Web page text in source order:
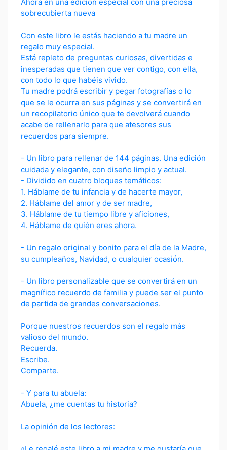
sobrecubierta nueva
Con este libro le estás haciendo a tu madre un
regalo muy especial.
Está repleto de preguntas curiosas, divertidas e
inesperadas que tienen que ver contigo, con ella,
con todo lo que habéis vivido.
Tu madre podrá escribir y pegar fotografías o lo
que se le ocurra en sus páginas y se convertirá en
un recopilatorio único que te devolverá cuando
acabe de rellenarlo para que atesores sus
recuerdos para siempre.
- Un libro para rellenar de 144 páginas. Una edición
cuidada y elegante, con diseño limpio y actual.
- Dividido en cuatro bloques temáticos:
1. Háblame de tu infancia y de hacerte mayor,
2. Háblame del amor y de ser madre,
3. Háblame de tu tiempo libre y aficiones,
4. Háblame de quién eres ahora.
- Un regalo original y bonito para el día de la Madre,
su cumpleaños, Navidad, o cualquier ocasión.
- Un libro personalizable que se convertirá en un
magnífico recuerdo de familia y puede ser el punto
de partida de grandes conversaciones.
Porque nuestros recuerdos son el regalo más
valioso del mundo.
Recuerda.
Escribe.
Comparte.
- Y para tu abuela:
Abuela, ¿me cuentas tu historia?
La opinión de los lectores: